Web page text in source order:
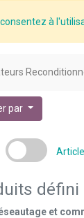
à
par
défini
et